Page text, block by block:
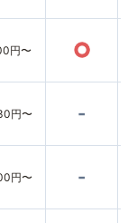
円〜 ○
円〜 -
円〜 -